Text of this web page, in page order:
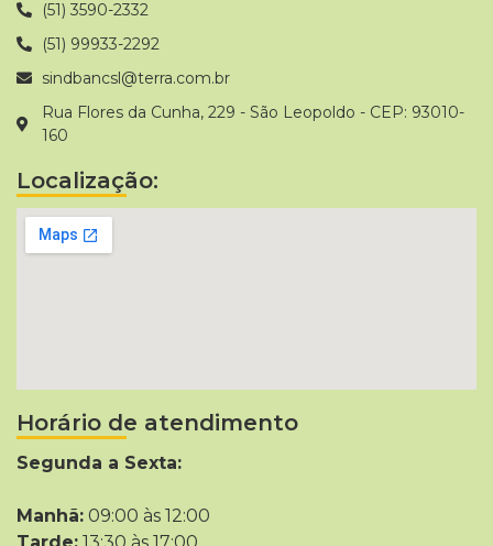
(51) 3590-2332
(51) 99933-2292
sindbancsl@terra.com.br
Rua Flores da Cunha, 229 - São Leopoldo - CEP: 93010-
160
Localização:
Horário de atendimento
Segunda a Sexta:
Manhã: 09:00 às 12:00
Tarde: 13:30 às 17:00